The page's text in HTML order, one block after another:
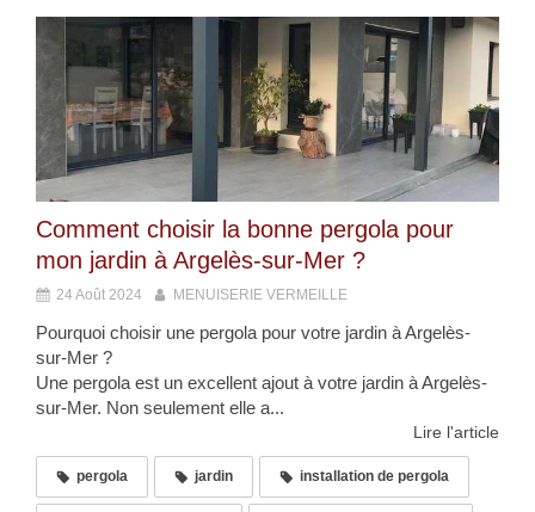
Comment choisir la bonne pergola pour
mon jardin à Argelès-sur-Mer ?
24 Août 2024 MENUISERIE VERMEILLE
Pourquoi choisir une pergola pour votre jardin à Argelès-
sur-Mer ?
Une pergola est un excellent ajout à votre jardin à Argelès-
sur-Mer. Non seulement elle a...
Lire l'article
pergola jardin installation de pergola